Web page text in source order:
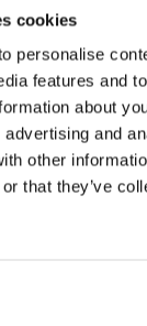
cookies
personalise
features and
about
and
other
that they’ve
att alla
på
minska
framtid.
Nordfarm
Denna vagn